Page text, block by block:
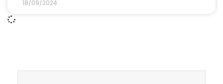
18/09/2024